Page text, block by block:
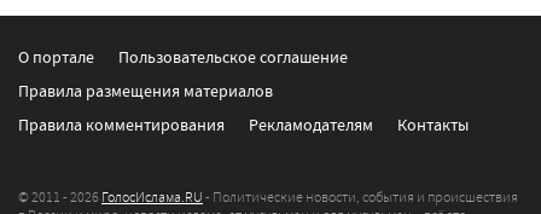
О портале
Пользовательское соглашение
Правила размещения материалов
Правила комментирования
Рекламодателям Контакты
© 2011 - 2026 ГолосИслама.RU - Политические новости, события и происшествия